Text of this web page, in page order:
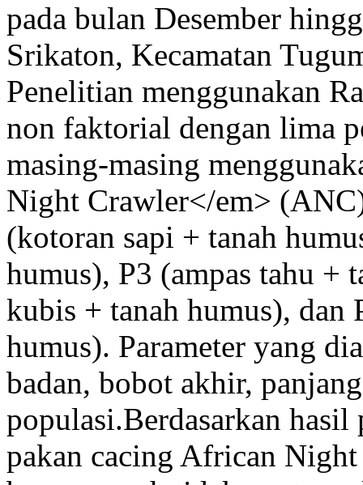
pada bulan Desember
Srikaton, Kecamatan
Penelitian menggunakan
non faktorial dengan lima
masing-masing
Night Crawler</em>
(kotoran sapi + tanah
humus), P3 (ampas tahu +
kubis + tanah humus), dan
humus). Parameter yang
badan, bobot akhir,
populasi.Berdasarkan
pakan cacing African